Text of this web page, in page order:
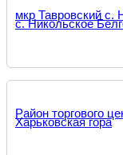
мкр Тавровский с.
с. Никольское
Район торгового
Харьковская гора